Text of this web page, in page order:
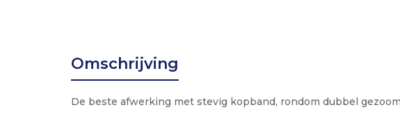
Omschrijving
De beste afwerking met stevig kopband, rondom dubbel